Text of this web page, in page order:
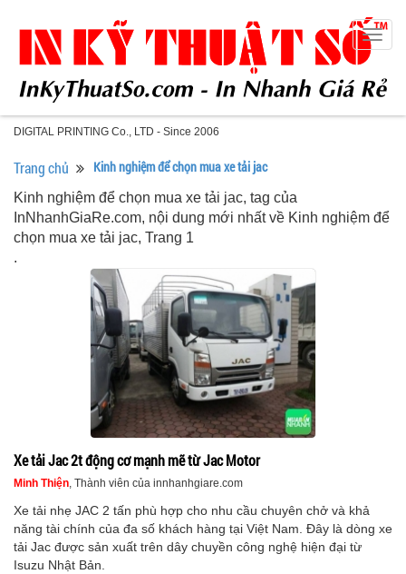
DIGITAL PRINTING Co., LTD - Since 2006
Trang chủ Kinh nghiệm để chọn mua xe tải jac
Kinh nghiệm để chọn mua xe tải jac, tag của
InNhanhGiaRe.com, nội dung mới nhất về Kinh nghiệm để
chọn mua xe tải jac, Trang 1
.
Xe tải Jac 2t động cơ mạnh mẽ từ Jac Motor
Minh Thiện, Thành viên của innhanhgiare.com
Xe tải nhẹ JAC 2 tấn phù hợp cho nhu cầu chuyên chở và khả
năng tài chính của đa số khách hàng tại Việt Nam. Đây là dòng xe
tải Jac được sản xuất trên dây chuyền công nghệ hiện đại từ
Isuzu Nhật Bản.